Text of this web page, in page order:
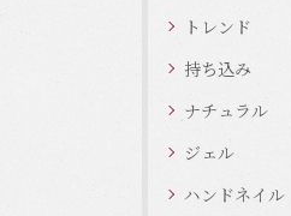
トレンド
持ち込み
ナチュラル
ジェル
ハンドネイル